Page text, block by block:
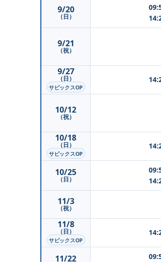
9/20
（日）
9/21
（祝）
9/27
（日）
サピックスOP
10/12
（祝）
10/18
（日）
サピックスOP
10/25
（日）
11/3
（祝）
11/8
（日）
サピックスOP
11/22